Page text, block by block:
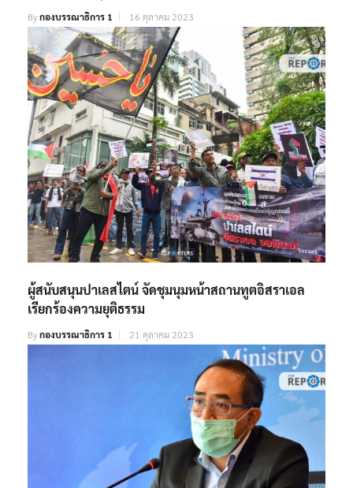
Byกองบรรณาธิการ 1 16 ตุลาคม 2023
ผู้สนับสนุนปาเลสไตน์ จัดชุมนุมหน้าสถานทูตอิสราเอล
เรียกร้องความยุติธรรม
Byกองบรรณาธิการ 1 21 ตุลาคม 2023